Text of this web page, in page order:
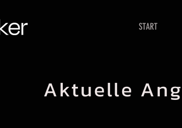
START
Aktuelle